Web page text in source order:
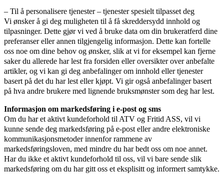
– Til å personalisere tjenester – tjenester spesielt tilpasset deg
Vi ønsker å gi deg muligheten til å få skreddersydd innhold og
tilpasninger. Dette gjør vi ved å bruke data om din brukeratferd dine
preferanser eller annen tilgjengelig informasjon. Dette kan fortelle
oss noe om dine behov og ønsker, slik at vi for eksempel kan fjerne
saker du allerede har lest fra forsiden eller oversikter over anbefalte
artikler, og vi kan gi deg anbefalinger om innhold eller tjenester
basert på det du har lest eller kjøpt. Vi gir også anbefalinger basert
på hva andre brukere med lignende bruksmønster som deg har lest.
Informasjon om markedsføring i e-post og sms
Om du har et aktivt kundeforhold til ATV og Fritid ASS, vil vi
kunne sende deg markedsføring på e-post eller andre elektroniske
kommunikasjonsmetoder innenfor rammene av
markedsføringsloven, med mindre du har bedt oss om noe annet.
Har du ikke et aktivt kundeforhold til oss, vil vi bare sende slik
markedsføring om du har gitt oss et eksplisitt og informert samtykke.